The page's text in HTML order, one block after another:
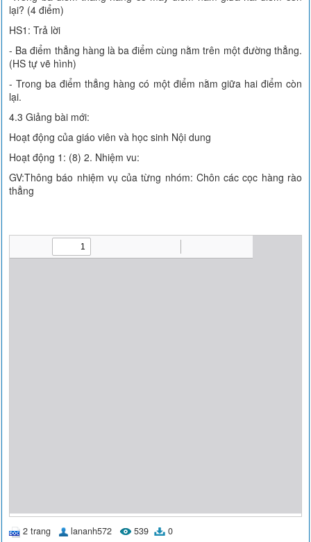
lại? (4 điểm)
HS1: Trả lời
- Ba điểm thẳng hàng là ba điểm cùng nằm trên một đường thẳng.
(HS tự vẽ hình)
- Trong ba điểm thẳng hàng có một điểm nằm giữa hai điểm còn
lại.
4.3 Giảng bài mới:
Hoạt động của giáo viên và học sinh Nội dung
Hoạt động 1: (8) 2. Nhiệm vu:
GV:Thông báo nhiệm vụ của từng nhóm: Chôn các cọc hàng rào
thẳng
2 trang lananh572 539 0